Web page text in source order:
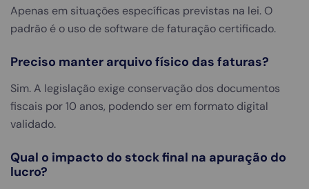
Apenas em situações específicas previstas na lei. O
padrão é o uso de software de faturação certificado.
Preciso manter arquivo físico das faturas?
Sim. A legislação exige conservação dos documentos
fiscais por 10 anos, podendo ser em formato digital
validado.
Qual o impacto do stock final na apuração do
lucro?